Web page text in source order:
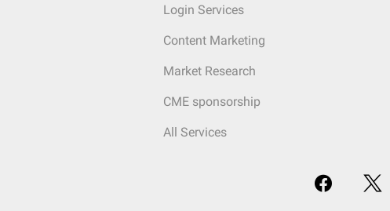
Login Services
Content Marketing
Market Research
CME sponsorship
All Services